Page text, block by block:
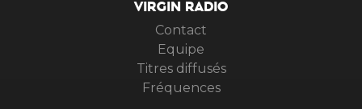
VIRGIN RADIO
Contact
Equipe
Titres diffusés
Fréquences